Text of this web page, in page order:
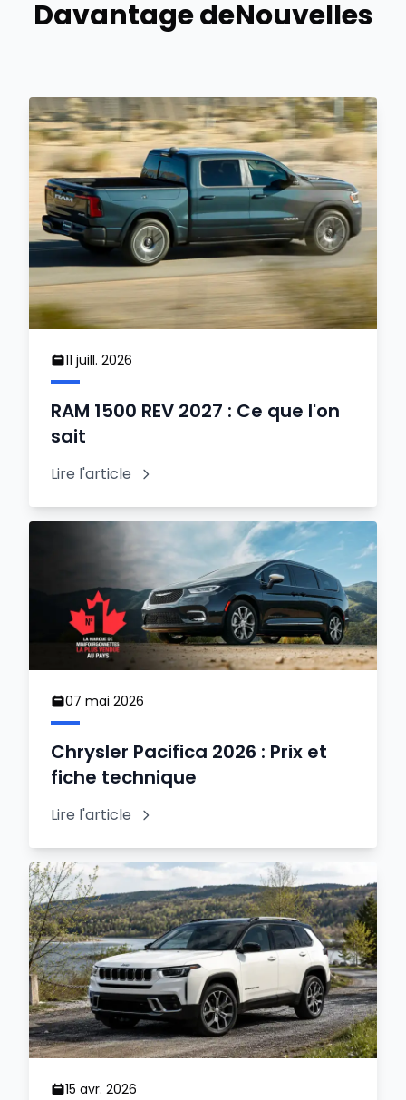
Davantage deNouvelles
11 juill. 2026
RAM 1500 REV 2027 : Ce que l'on
sait
Lire l'article
07 mai 2026
Chrysler Pacifica 2026 : Prix et
fiche technique
Lire l'article
15 avr. 2026